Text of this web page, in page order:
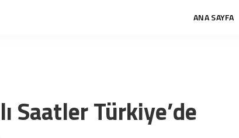
ANA SAYFA
Saatler Türkiye’de